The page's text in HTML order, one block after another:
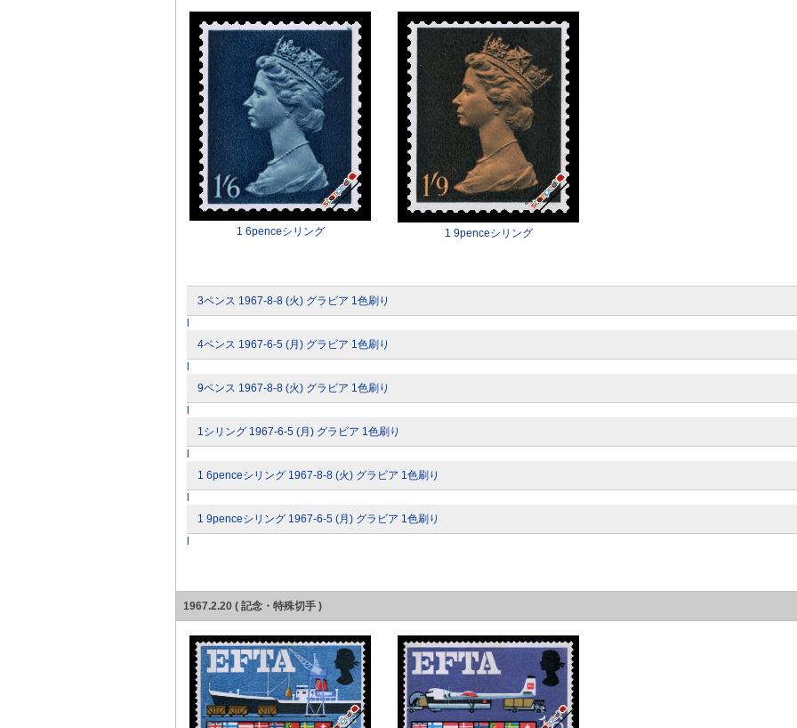
1 6penceシリング 1 9penceシリング
3ペンス 1967-8-8 (火) グラビア 1色刷り
4ペンス 1967-6-5 (月) グラビア 1色刷り
9ペンス 1967-8-8 (火) グラビア 1色刷り
1シリング 1967-6-5 (月) グラビア 1色刷り
1 6penceシリング 1967-8-8 (火) グラビア 1色刷り
1 9penceシリング 1967-6-5 (月) グラビア 1色刷り
1967.2.20 ( 記念・特殊切手 )